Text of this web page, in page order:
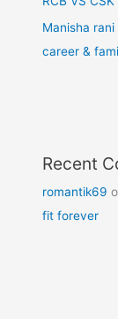
Manisha
career &
Recent
romantik69
fit forever